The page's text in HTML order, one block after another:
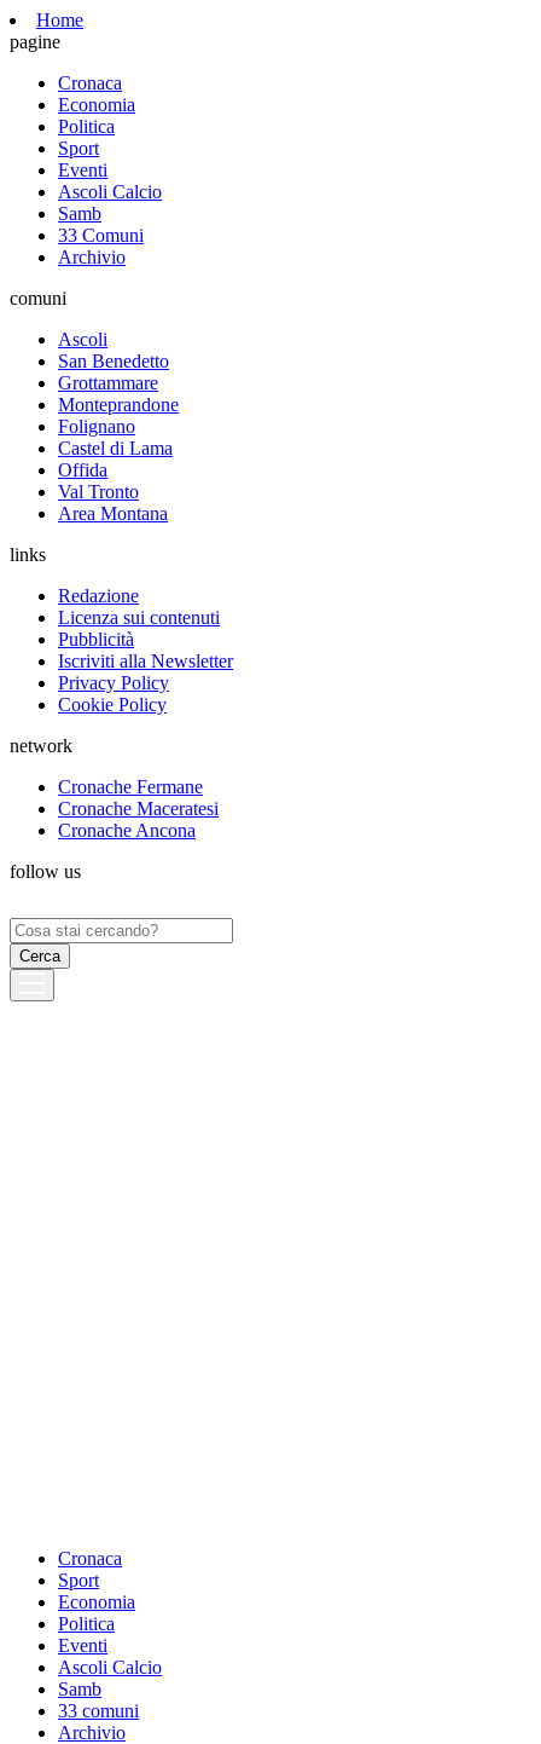
Home
pagine
Cronaca
Economia
Politica
Sport
Eventi
Ascoli Calcio
Samb
33 Comuni
Archivio
comuni
Ascoli
San Benedetto
Grottammare
Monteprandone
Folignano
Castel di Lama
Offida
Val Tronto
Area Montana
links
Redazione
Licenza sui contenuti
Pubblicità
Iscriviti alla Newsletter
Privacy Policy
Cookie Policy
network
Cronache Fermane
Cronache Maceratesi
Cronache Ancona
follow us
Ricerca
per:
Cronaca
Sport
Economia
Politica
Eventi
Ascoli Calcio
Samb
33 comuni
Archivio